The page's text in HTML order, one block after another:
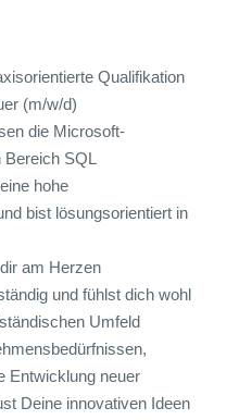
Qualifikation
(m/w/d)
die Microsoft-
SQL
hohe
bist lösungsorientiert in
am Herzen
und fühlst dich wohl
Umfeld
Entwicklung neuer
Deine innovativen Ideen